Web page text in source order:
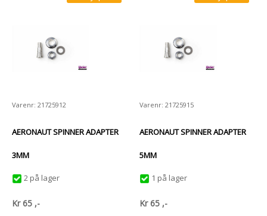
Varenr: 21725912
AERONAUT SPINNER ADAPTER
3MM
2 på lager
Kr65 ,-
Varenr: 21725915
AERONAUT SPINNER ADAPTER
5MM
1 på lager
Kr65 ,-